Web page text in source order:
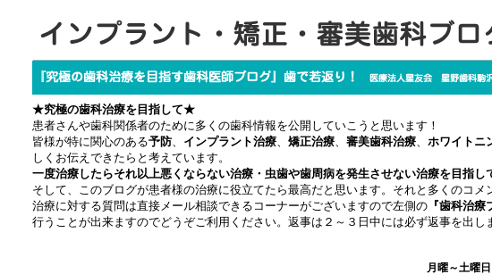
★究極の歯科治療を目指して★
患者さんや歯科関係者のために多くの歯科情報を公開していこうと思います！
皆様が特に関心のある予防、 インプラント治療、 矯正治療、 審美歯科治療、 ホワイトニ
しくお伝えできたらと考えています。
一度治療したらそれ以上悪くならない治療・虫歯や歯周病を発生させない治療を目指し
そして、このブログが患者様の治療に役立てたら最高だと思います。それと多くのコメ
治療に対する質問は直接メール相談できるコーナーがございますので左側の 『歯科治療
行うことが出来ますのでどうぞご利用ください。返事は２～３日中には必ず返事を出し
月曜～土曜